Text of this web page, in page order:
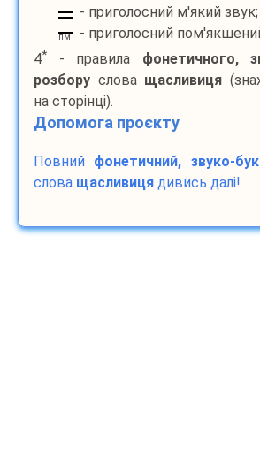
- приголосний м'який звук;
пм
- приголосний
4* - правила фонетичного,
розбору слова щасливиця
на сторінці).
Допомога проєкту
Повний фонетичний, звуко-
слова щасливиця дивись далі!